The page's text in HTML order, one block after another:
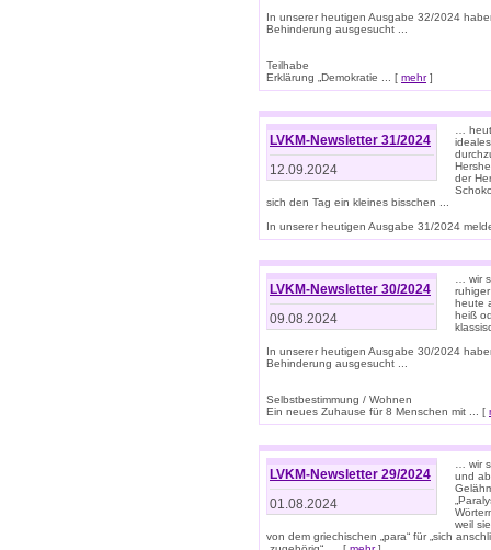
In unserer heutigen Ausgabe 32/2024
Behinderung ausgesucht ...
Teilhabe
Erklärung „Demokratie ... [ mehr]
LVKM-Newsletter 31/2024
12.09.2024
…
der
sich den Tag ein kleines bisschen ...
In unserer heutigen Ausgabe 31/2024
LVKM-Newsletter 30/2024
09.08.2024
… wir
heute
heiß
In unserer heutigen Ausgabe 30/2024
Behinderung ausgesucht ...
Selbstbestimmung / Wohnen
Ein neues Zuhause für 8 Menschen mit ... [
LVKM-Newsletter 29/2024
01.08.2024
… wir
und
weil
von dem griechischen „para“ für „sich